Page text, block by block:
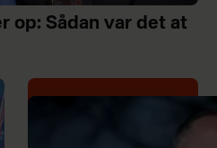
op: Sådan var det at